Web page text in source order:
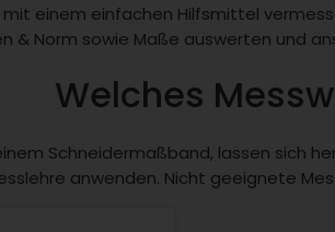
einem einfachen Hilfsmittel
& Norm sowie Maße auswerten und
Welches
Schneidermaßband, lassen sich
anwenden. Nicht geeignete